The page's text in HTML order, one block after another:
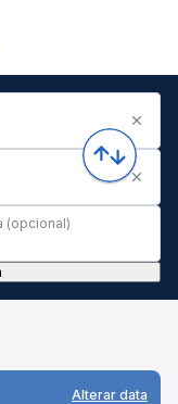
(opcional)
Alterar data